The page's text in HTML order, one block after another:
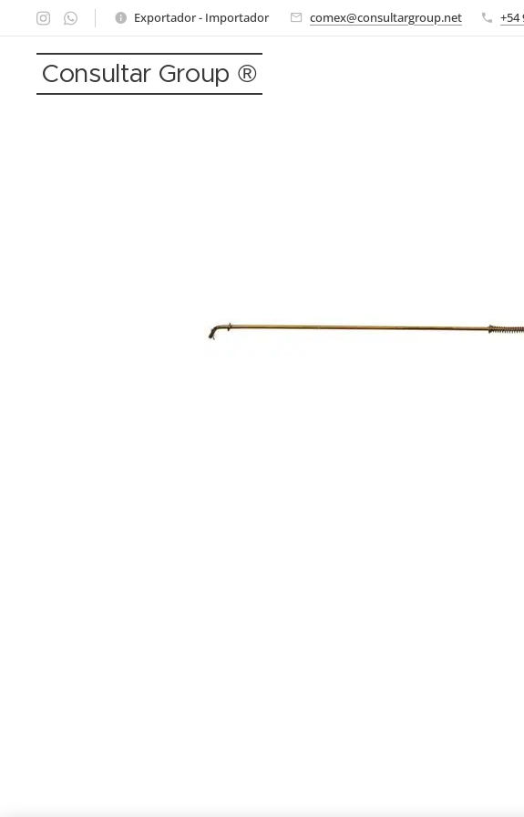
Exportador - Importador comex@consultargroup.net +54
Consultar Group ®